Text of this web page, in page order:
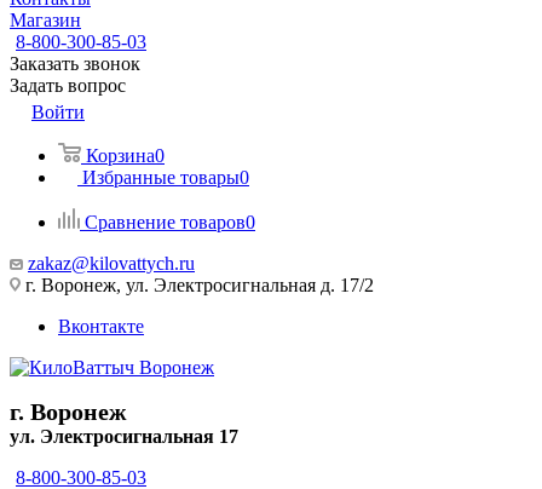
Магазин
8-800-300-85-03
Заказать звонок
Задать вопрос
Войти
Корзина0
Избранные товары0
Сравнение товаров0
zakaz@kilovattych.ru
г. Воронеж, ул. Электросигнальная д. 17/2
Вконтакте
г. Воронеж
ул. Электросигнальная 17
8-800-300-85-03